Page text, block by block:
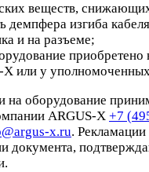
веществ,
демпфера изгиба
и на разъеме;
приобретено
X или у
на оборудование
ARGUS-X +7
x.ru.
документа,